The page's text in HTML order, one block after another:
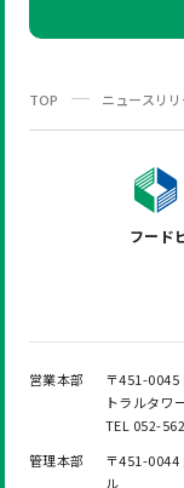
TOP ニュースリ
フード
営業本部
〒451-0045
トラルタワ
TEL 052-
管理本部
〒451-0044
ル